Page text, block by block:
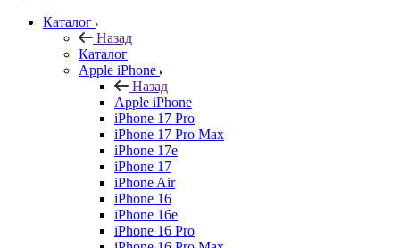
Каталог
Назад
Каталог
Apple iPhone
Назад
Apple iPhone
iPhone 17 Pro
iPhone 17 Pro Max
iPhone 17e
iPhone 17
iPhone Air
iPhone 16
iPhone 16e
iPhone 16 Pro